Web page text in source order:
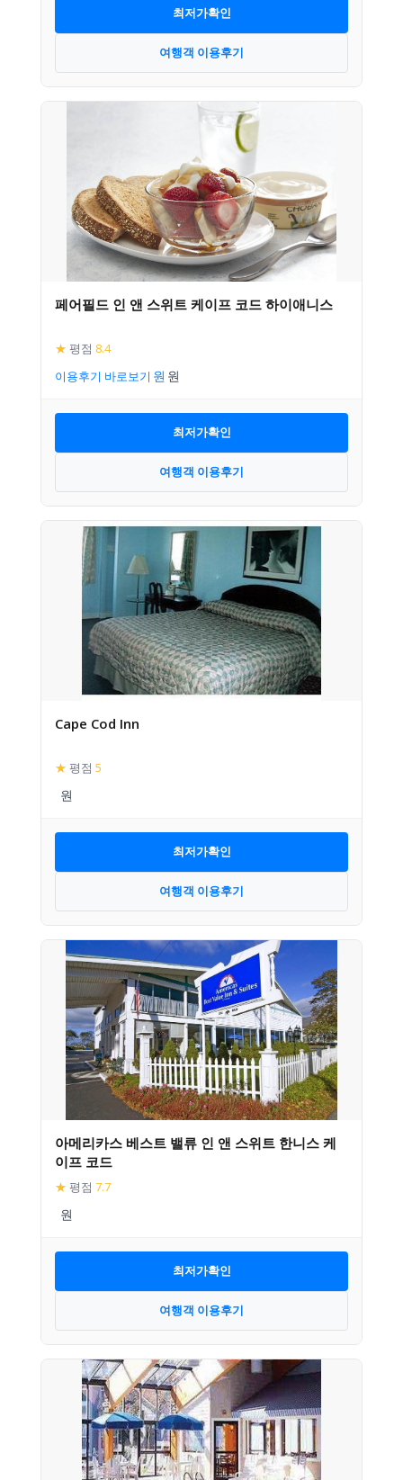
최저가확인
여행객 이용후기
페어필드 인 앤 스위트 케이프 코드 하이애니스
★ 평점 8.4
이용후기 바로보기
최저가확인
여행객 이용후기
Cape Cod Inn
★ 평점 5
최저가확인
여행객 이용후기
아메리카스 베스트 밸류 인 앤 스위트 한니스 케
이프 코드
★ 평점 7.7
최저가확인
여행객 이용후기